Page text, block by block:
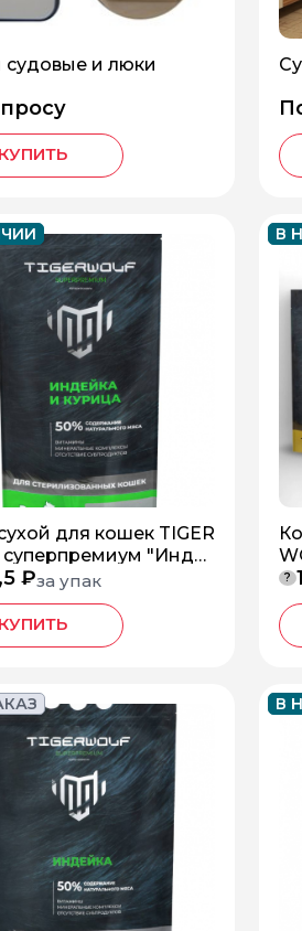
судовые и люки
КУПИТЬ
для кошек TIGER
суперпремиум "Инде
₽за упак
КУПИТЬ
В
?
В